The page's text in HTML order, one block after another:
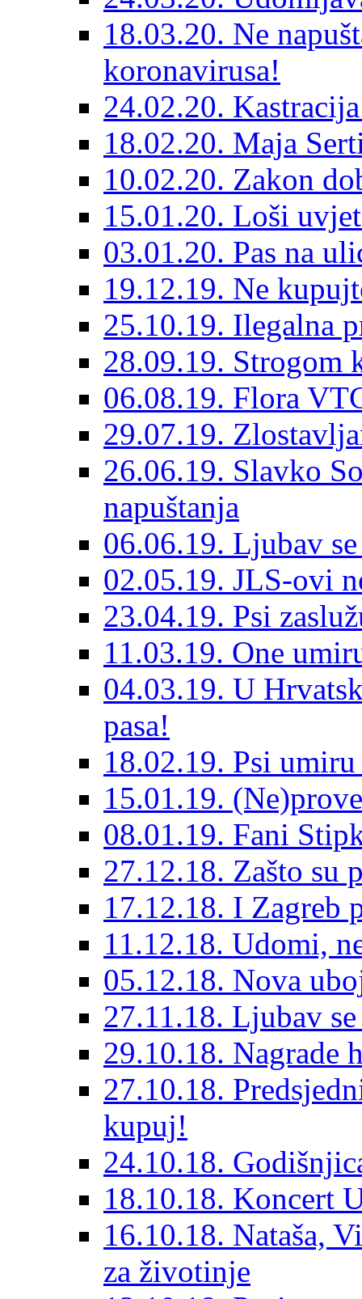
18.03.20. Ne
koronavirusa!
24.02.20.
18.02.20. Maja
10.02.20. Zakon
15.01.20. Loši
03.01.20. Pas na
19.12.19. Ne
25.10.19. Ilegalna
28.09.19. Strogom
06.08.19. Flora
29.07.19.
26.06.19. Slavko
napuštanja
06.06.19. Ljubav
02.05.19. JLS-ovi
23.04.19. Psi
11.03.19. One
04.03.19. U
pasa!
18.02.19. Psi
15.01.19.
08.01.19. Fani
27.12.18. Zašto su
17.12.18. I Zagreb
11.12.18. Udomi,
05.12.18. Nova
27.11.18. Ljubav
29.10.18. Nagrade
27.10.18.
kupuj!
24.10.18.
18.10.18. Koncert
16.10.18. Nataša,
za životinje